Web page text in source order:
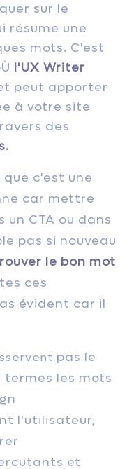
sur le
résume une
mots. C'est
l'UX Writer
peut apporter
à votre site
des
c'est une
car mettre
CTA ou dans
pas si nouveau
le bon mot
ces
évident car il
pas le
les mots
l'utilisateur,
et